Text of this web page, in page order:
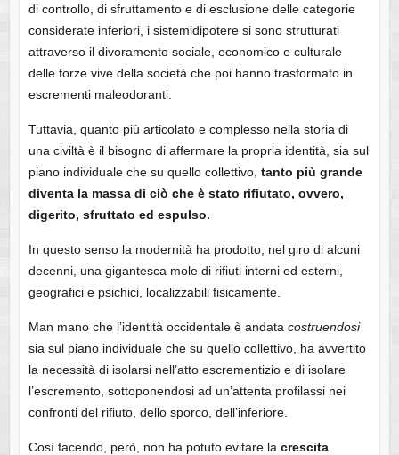
di controllo, di sfruttamento e di esclusione delle categorie
considerate inferiori, i sistemidipotere si sono strutturati
attraverso il divoramento sociale, economico e culturale
delle forze vive della società che poi hanno trasformato in
escrementi maleodoranti.
Tuttavia, quanto più articolato e complesso nella storia di
una civiltà è il bisogno di affermare la propria identità, sia sul
piano individuale che su quello collettivo, tanto più grande
diventa la massa di ciò che è stato rifiutato, ovvero,
digerito, sfruttato ed espulso.
In questo senso la modernità ha prodotto, nel giro di alcuni
decenni, una gigantesca mole di rifiuti interni ed esterni,
geografici e psichici, localizzabili fisicamente.
Man mano che l’identità occidentale è andata costruendosi
sia sul piano individuale che su quello collettivo, ha avvertito
la necessità di isolarsi nell’atto escrementizio e di isolare
l’escremento, sottoponendosi ad un’attenta profilassi nei
confronti del rifiuto, dello sporco, dell’inferiore.
Così facendo, però, non ha potuto evitare la crescita